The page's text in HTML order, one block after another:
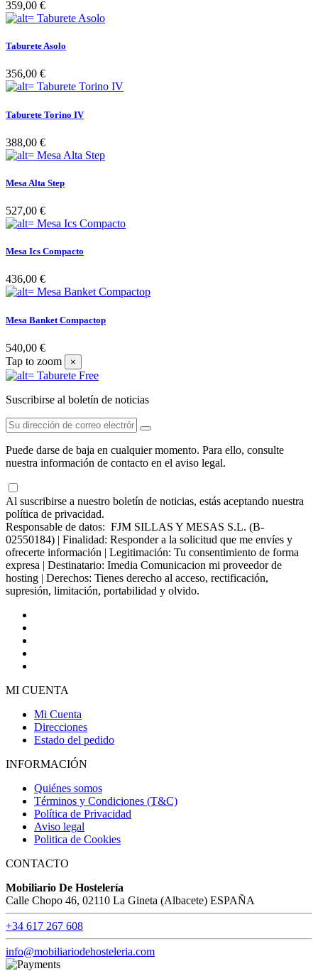
359,00 €
Taburete Asolo
356,00 €
Taburete Torino IV
388,00 €
Mesa Alta Step
527,00 €
Mesa Ics Compacto
436,00 €
Mesa Banket Compactop
540,00 €
Tap to zoom
×
Suscribirse al boletín de noticias
Puede darse de baja en cualquier momento. Para ello, consulte
nuestra información de contacto en el aviso legal.
Al suscribirse a nuestro boletín de noticias, estás aceptando nuestra
política de privacidad.
Responsable de datos: FJM SILLAS Y MESAS S.L. (B-
02550184) | Finalidad: Responder a la solicitud que me envíes y
ofrecerte información | Legitimación: Tu consentimiento de forma
expresa | Destinatario: Imedia Comunicacion mi proveedor de
hosting | Derechos: Tienes derecho al acceso, rectificación,
supresión, limitación, portabilidad y olvido.
MI CUENTA
Mi Cuenta
Direcciones
Estado del pedido
INFORMACIÓN
Quiénes somos
Términos y Condiciones (T&C)
Política de Privacidad
Aviso legal
Politica de Cookies
CONTACTO
Mobiliario De Hostelería
Calle Chopo 46, 02110 La Gineta (Albacete) ESPAÑA
+34 617 267 608
info@mobiliariodehosteleria.com